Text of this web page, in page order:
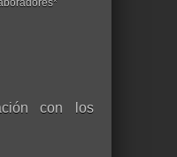
con los